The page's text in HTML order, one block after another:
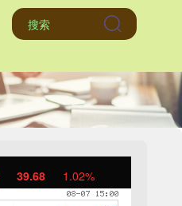
39.68 1.02%